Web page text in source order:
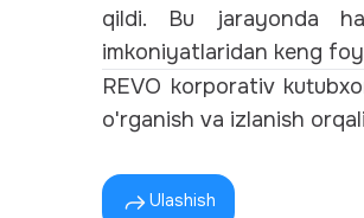
qildi. Bu jarayonda
imkoniyatlaridan keng
REVO korporativ
o'rganish va izlanish
Ulashish